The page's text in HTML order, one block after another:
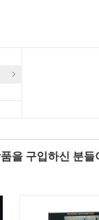
을 구입하신 분